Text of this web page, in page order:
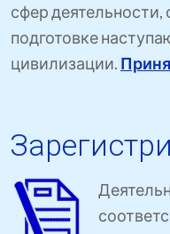
сфер
подготовке
цивилизации.